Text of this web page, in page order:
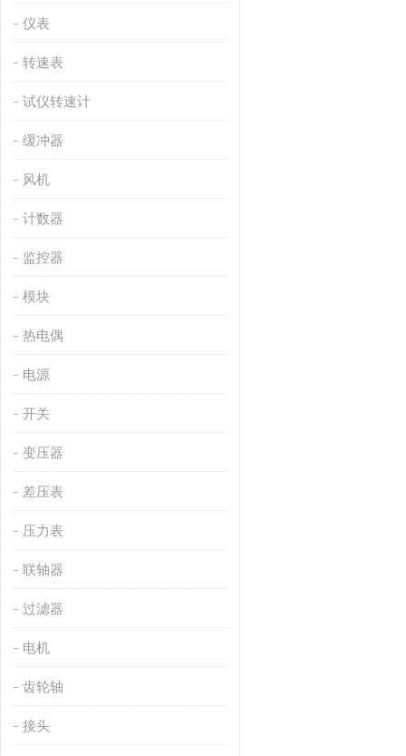
仪表
转速表
试仪转速计
缓冲器
风机
计数器
监控器
模块
热电偶
电源
开关
变压器
差压表
压力表
联轴器
过滤器
电机
齿轮轴
接头